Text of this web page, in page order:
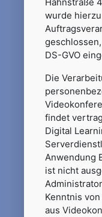
wurde
DS-GVO
Die
findet
Digital
Anwendung
ist nicht
Kenntnis
aus